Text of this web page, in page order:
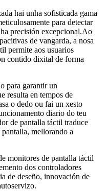
hai unha sofisticada gama
para detectar
precisión excepcional.Ao
de vangarda, a nosa
permite aos usuarios
contido dixital de forma
para garantir un
resulta en tempos de
o dedo ou fai un xesto
diario do teu
de pantalla táctil traduce
pantalla, mellorando a
monitores de pantalla táctil
dos controladores
de deseño, innovación de